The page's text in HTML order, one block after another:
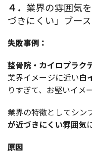
４． 業界の雰囲気
づきにくい」ブース
失敗事例：
整骨院・カイロプラク
業界イメージに近い白
りすぎて、お堅いイメ
業界の特徴としてシン
が近づきにくい雰囲気
原因